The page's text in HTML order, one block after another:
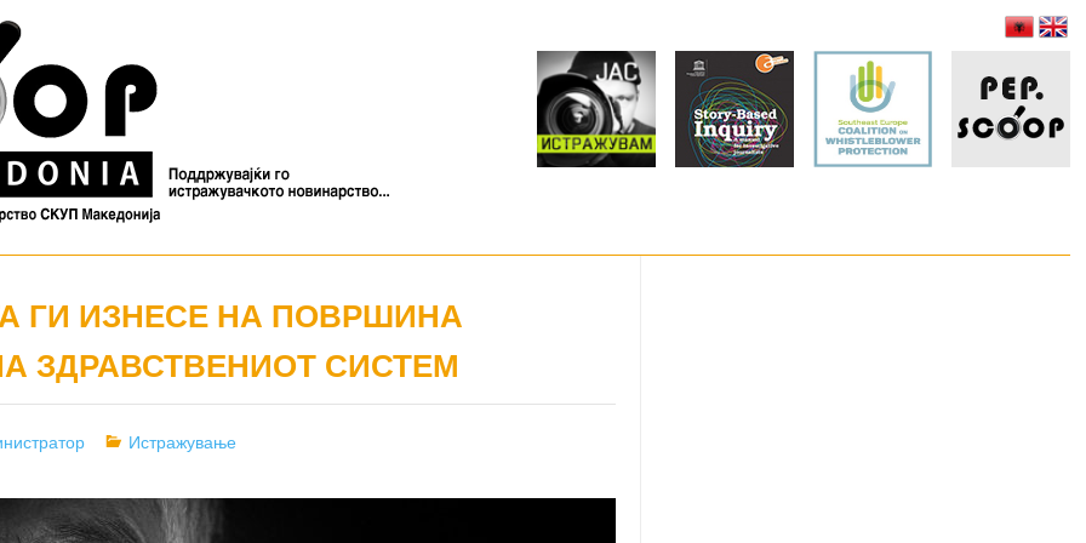
ГИ ИЗНЕСЕ НА ПОВРШИНА
ЗДРАВСТВЕНИОТ СИСТЕМ
Categories
Истражување